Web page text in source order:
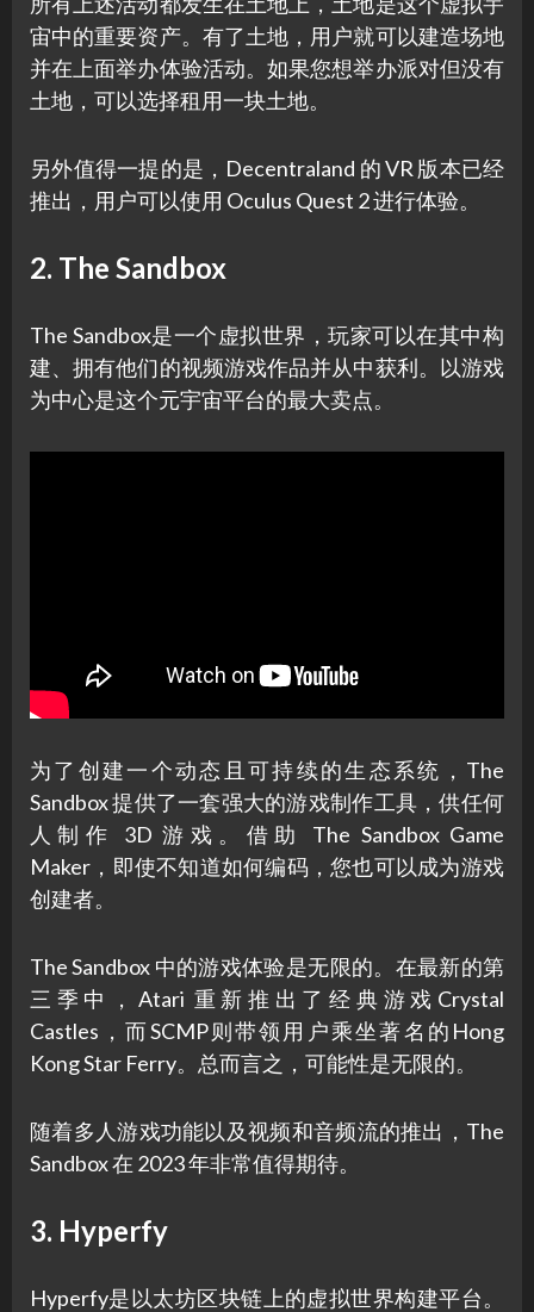
宙中的重要资产。有了土地，用户就可以建造场地
并在上面举办体验活动。如果您想举办派对但没有
土地，可以选择租用一块土地。
另外值得一提的是，Decentraland 的 VR 版本已经
推出，用户可以使用 Oculus Quest 2 进行体验。
2. The Sandbox
The Sandbox是一个虚拟世界，玩家可以在其中构
建、拥有他们的视频游戏作品并从中获利。以游戏
为中心是这个元宇宙平台的最大卖点。
为了创建一个动态且可持续的生态系统，The
Sandbox 提供了一套强大的游戏制作工具，供任何
人制作 3D 游戏。借助 The Sandbox Game
Maker，即使不知道如何编码，您也可以成为游戏
创建者。
The Sandbox 中的游戏体验是无限的。在最新的第
三季中，Atari 重新推出了经典游戏Crystal
Castles，而SCMP则带领用户乘坐著名的Hong
Kong Star Ferry。总而言之，可能性是无限的。
随着多人游戏功能以及视频和音频流的推出，The
Sandbox 在 2023 年非常值得期待。
3. Hyperfy
Hyperfy是以太坊区块链上的虚拟世界构建平台。